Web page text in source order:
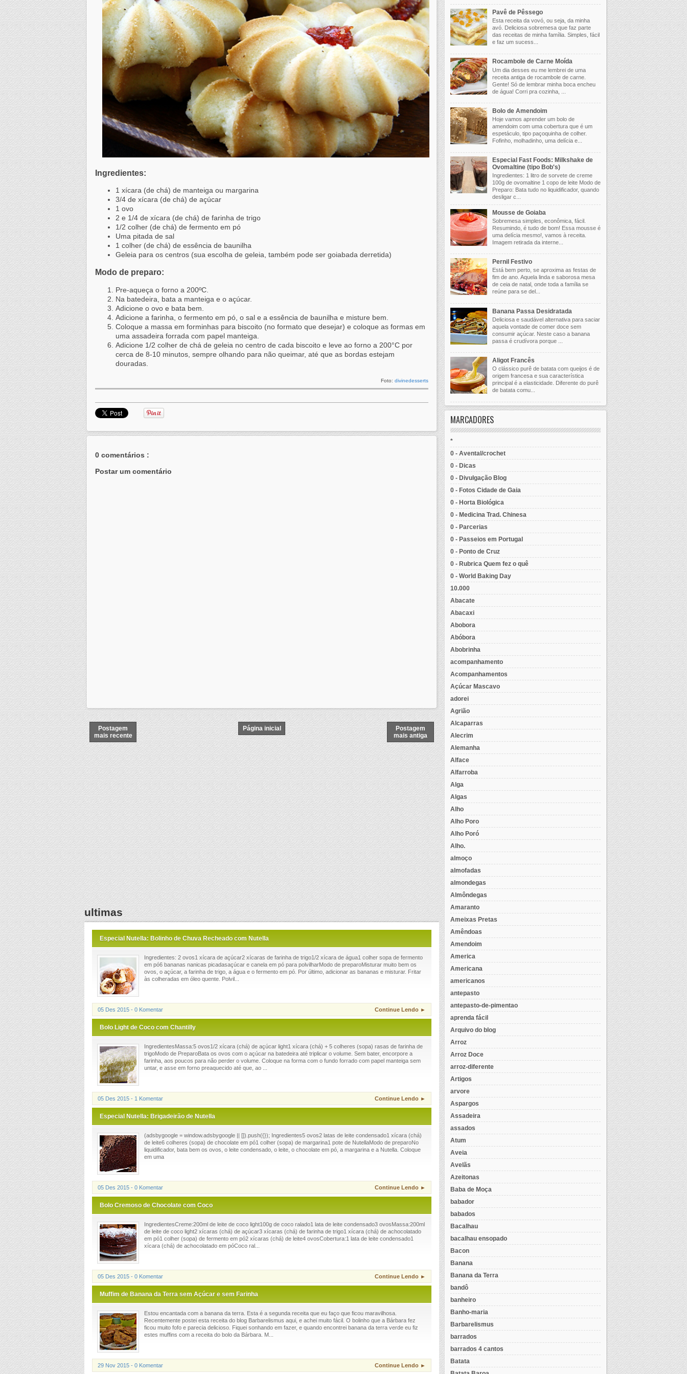
Ingredientes:
1 xícara (de chá) de manteiga ou margarina
3/4 de xícara (de chá) de açúcar
1 ovo
2 e 1/4 de xícara (de chá) de farinha de trigo
1/2 colher (de chá) de fermento em pó
Uma pitada de sal
1 colher (de chá) de essência de baunilha
Geleia para os centros (sua escolha de geleia, também pode ser goiabada derretida)
Modo de preparo:
Pre-aqueça o forno a 200ºC.
Na batedeira, bata a manteiga e o açúcar.
Adicione o ovo e bata bem.
Adicione a farinha, o fermento em pó, o sal e a essência de baunilha e misture bem.
Coloque a massa em forminhas para biscoito (no formato que desejar) e coloque as formas em
uma assadeira forrada com papel manteiga.
Adicione 1/2 colher de chá de geleia no centro de cada biscoito e leve ao forno a 200°C por
cerca de 8-10 minutos, sempre olhando para não queimar, até que as bordas estejam
douradas.
Foto: divinedesserts
0 comentários :
Postar um comentário
Postagem
mais recente
Postagem
mais antiga
Página inicial
ultimas
Especial Nutella: Bolinho de Chuva Recheado com Nutella
Ingredientes: 2 ovos1 xícara de açúcar2 xícaras de farinha de trigo1/2 xícara de água1 colher sopa de fermento
em pó6 bananas nanicas picadasaçúcar e canela em pó para polvilharModo de preparoMisturar muito bem os
ovos, o açúcar, a farinha de trigo, a água e o fermento em pó. Por último, adicionar as bananas e misturar. Fritar
às colheradas em óleo quente. Polvil...
05 Des 2015 - 0 Komentar Continue Lendo ►
Bolo Light de Coco com Chantilly
IngredientesMassa:5 ovos1/2 xícara (chá) de açúcar light1 xícara (chá) + 5 colheres (sopa) rasas de farinha de
trigoModo de PreparoBata os ovos com o açúcar na batedeira até triplicar o volume. Sem bater, encorpore a
farinha, aos poucos para não perder o volume. Coloque na forma com o fundo forrado com papel manteiga sem
untar, e asse em forno preaquecido até que, ao ...
05 Des 2015 - 1 Komentar Continue Lendo ►
Especial Nutella: Brigadeirão de Nutella
(adsbygoogle = window.adsbygoogle || []).push({}); Ingredientes5 ovos2 latas de leite condensado1 xícara (chá)
de leite6 colheres (sopa) de chocolate em pó1 colher (sopa) de margarina1 pote de NutellaModo de preparoNo
liquidificador, bata bem os ovos, o leite condensado, o leite, o chocolate em pó, a margarina e a Nutella. Coloque
em uma
05 Des 2015 - 0 Komentar Continue Lendo ►
Bolo Cremoso de Chocolate com Coco
IngredientesCreme:200ml de leite de coco light100g de coco ralado1 lata de leite condensado3 ovosMassa:200ml
de leite de coco light2 xícaras (chá) de açúcar3 xícaras (chá) de farinha de trigo1 xícara (chá) de achocolatado
em pó1 colher (sopa) de fermento em pó2 xícaras (chá) de leite4 ovosCobertura:1 lata de leite condensado1
xícara (chá) de achocolatado em póCoco ral...
05 Des 2015 - 0 Komentar Continue Lendo ►
Muffim de Banana da Terra sem Açúcar e sem Farinha
Estou encantada com a banana da terra. Esta é a segunda receita que eu faço que ficou maravilhosa.
Recentemente postei esta receita do blog Barbarelismus aqui, e achei muito fácil. O bolinho que a Bárbara fez
ficou muito fofo e parecia delicioso. Fiquei sonhando em fazer, e quando encontrei banana da terra verde eu fiz
estes muffins com a receita do bolo da Bárbara. M...
29 Nov 2015 - 0 Komentar Continue Lendo ►
Pavê de Pêssego
Esta receita da vovó, ou seja, da minha
avó. Deliciosa sobremesa que faz parte
das receitas de minha família. Simples, fácil
e faz um sucess...
Rocambole de Carne Moída
Um dia desses eu me lembrei de uma
receita antiga de rocambole de carne.
Gente! Só de lembrar minha boca encheu
de água! Corri pra cozinha, ...
Bolo de Amendoim
Hoje vamos aprender um bolo de
amendoim com uma cobertura que é um
espetáculo, tipo paçoquinha de colher.
Fofinho, molhadinho, uma delícia e...
Especial Fast Foods: Milkshake de
Ovomaltine (tipo Bob's)
Ingredientes: 1 litro de sorvete de creme
100g de ovomaltine 1 copo de leite Modo de
Preparo: Bata tudo no liquidificador, quando
desligar c...
Mousse de Goiaba
Sobremesa simples, econômica, fácil.
Resumindo, é tudo de bom! Essa mousse é
uma delícia mesmo!, vamos à receita.
Imagem retirada da interne...
Pernil Festivo
Está bem perto, se aproxima as festas de
fim de ano. Aquela linda e saborosa mesa
de ceia de natal, onde toda a família se
reúne para se del...
Banana Passa Desidratada
Deliciosa e saudável alternativa para saciar
aquela vontade de comer doce sem
consumir açúcar. Neste caso a banana
passa é crudívora porque ...
Aligot Francês
O clássico purê de batata com queijos é de
origem francesa e sua característica
principal é a elasticidade. Diferente do purê
de batata comu...
MARCADORES
*
0 - Avental/crochet
0 - Dicas
0 - Divulgação Blog
0 - Fotos Cidade de Gaia
0 - Horta Biológica
0 - Medicina Trad. Chinesa
0 - Parcerias
0 - Passeios em Portugal
0 - Ponto de Cruz
0 - Rubrica Quem fez o quê
0 - World Baking Day
10.000
Abacate
Abacaxi
Abobora
Abóbora
Abobrinha
acompanhamento
Acompanhamentos
Açúcar Mascavo
adorei
Agrião
Alcaparras
Alecrim
Alemanha
Alface
Alfarroba
Alga
Algas
Alho
Alho Poro
Alho Poró
Alho.
almoço
almofadas
almondegas
Almôndegas
Amaranto
Ameixas Pretas
Amêndoas
Amendoim
America
Americana
americanos
antepasto
antepasto-de-pimentao
aprenda fácil
Arquivo do blog
Arroz
Arroz Doce
arroz-diferente
Artigos
arvore
Aspargos
Assadeira
assados
Atum
Aveia
Avelãs
Azeitonas
Baba de Moça
babador
babados
Bacalhau
bacalhau ensopado
Bacon
Banana
Banana da Terra
bandô
banheiro
Banho-maria
Barbarelismus
barrados
barrados 4 cantos
Batata